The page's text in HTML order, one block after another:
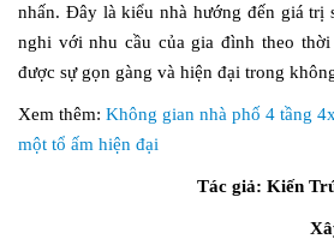
nhấn. Đây là kiểu nhà hướng đến giá trị
nghi với nhu cầu của gia đình theo
được sự gọn gàng và hiện đại trong
Xem thêm: Không gian nhà phố 4 tầng
một tổ ấm hiện đại
Tác giả: Kiến